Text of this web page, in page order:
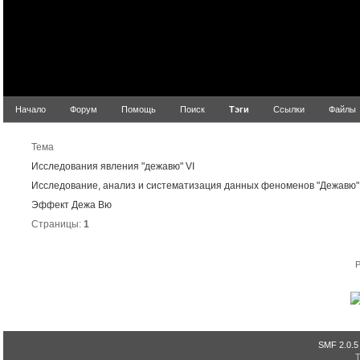
Начало Форум Помощь Поиск Тэги Ссылки Файлы
Тема
Исследования явления "дежавю" VI
Исследование, анализ и систематизация данных феноменов "Дежавю"
Эффект Дежа Вю
Страницы: 1
SMF 2.0.5